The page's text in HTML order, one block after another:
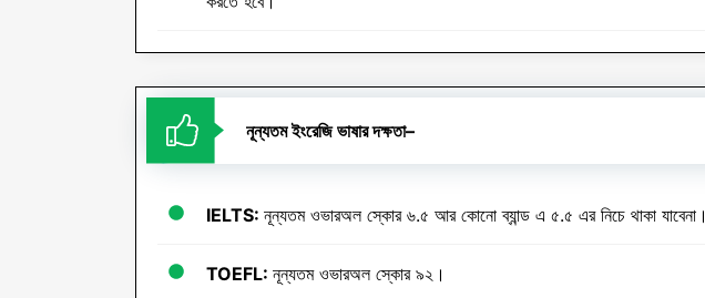
নূন্যতম ইংরেজি ভাষার দক্ষতা–
IELTS: নূন্যতম ওভারঅল স্কোর ৬.৫ আর কোনো ব্যান্ড এ ৫.৫ এর নিচে থাকা যাবেনা।
TOEFL: নূন্যতম ওভারঅল স্কোর ৯২।